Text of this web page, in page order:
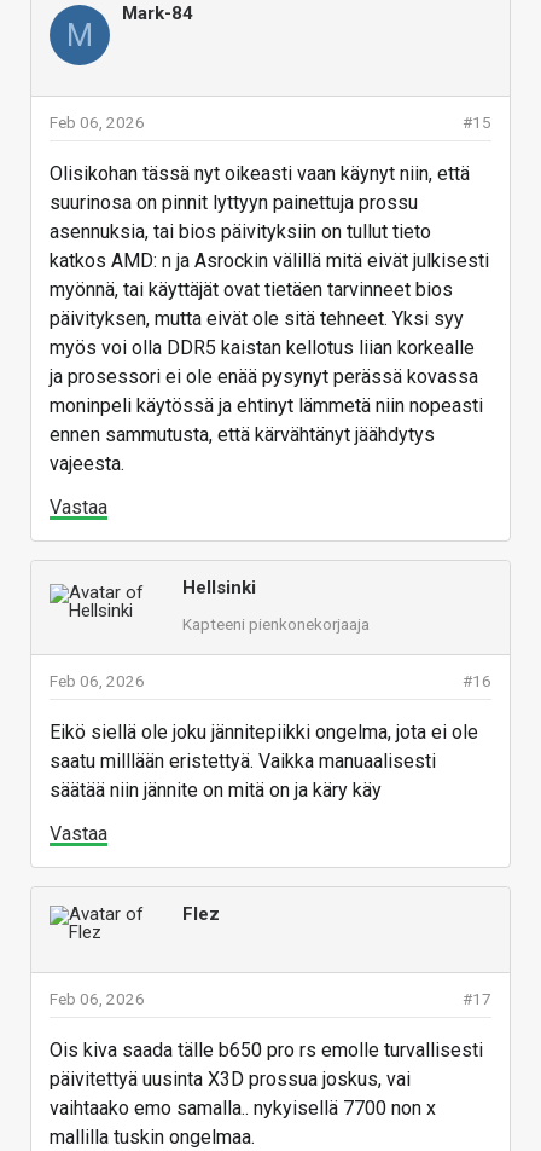
M
Mark-84
#15
Feb 06, 2026
Olisikohan tässä nyt oikeasti vaan käynyt niin, että
suurinosa on pinnit lyttyyn painettuja prossu
asennuksia, tai bios päivityksiin on tullut tieto
katkos AMD: n ja Asrockin välillä mitä eivät julkisesti
myönnä, tai käyttäjät ovat tietäen tarvinneet bios
päivityksen, mutta eivät ole sitä tehneet. Yksi syy
myös voi olla DDR5 kaistan kellotus liian korkealle
ja prosessori ei ole enää pysynyt perässä kovassa
moninpeli käytössä ja ehtinyt lämmetä niin nopeasti
ennen sammutusta, että kärvähtänyt jäähdytys
vajeesta.
Vastaa
Hellsinki
Kapteeni pienkonekorjaaja
#16
Feb 06, 2026
Eikö siellä ole joku jännitepiikki ongelma, jota ei ole
saatu milllään eristettyä. Vaikka manuaalisesti
säätää niin jännite on mitä on ja käry käy
Vastaa
Flez
#17
Feb 06, 2026
Ois kiva saada tälle b650 pro rs emolle turvallisesti
päivitettyä uusinta X3D prossua joskus, vai
vaihtaako emo samalla.. nykyisellä 7700 non x
mallilla tuskin ongelmaa.